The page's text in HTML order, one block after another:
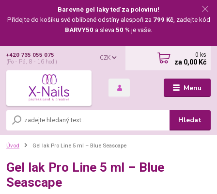
Barevné gel laky teď za polovinu!
Přidejte do košíku své oblíbené odstíny alespoň za 799 Kč, zadejte kód
BARVY50 a sleva 50 % je vaše.
Menu
CZK
Hledat
+420 735 055 075
(Po - Pá, 8 - 16 hod.)
0 ks
za 0,00 Kč
Úvod Gel lak Pro Line 5 ml – Blue Seascape
Gel lak Pro Line 5 ml – Blue
Seascape